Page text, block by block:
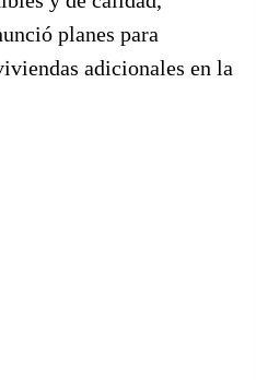
planes para
adicionales en la